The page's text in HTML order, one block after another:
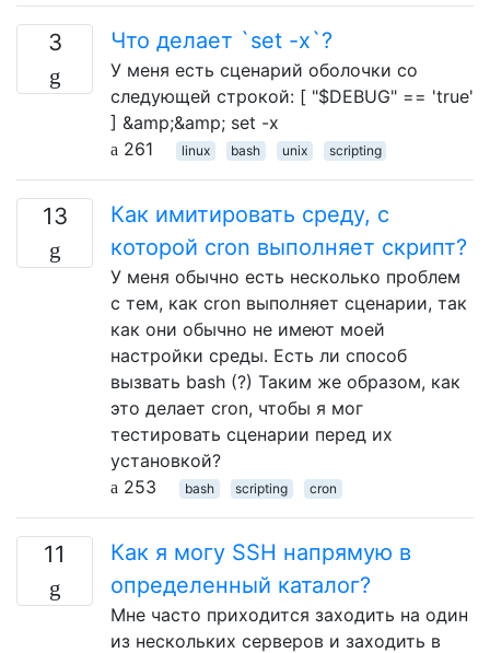
3 Что делает `set -x`?
У меня есть сценарий оболочки со
следующей строкой: [ "$DEBUG" == 'true'
] &amp;&amp; set -x
261
linux bash unix scripting
13
Как имитировать среду, с
которой cron выполняет скрипт?
У меня обычно есть несколько проблем
с тем, как cron выполняет сценарии, так
как они обычно не имеют моей
настройки среды. Есть ли способ
вызвать bash (?) Таким же образом, как
это делает cron, чтобы я мог
тестировать сценарии перед их
установкой?
253
bash scripting cron
11
Как я могу SSH напрямую в
определенный каталог?
Мне часто приходится заходить на один
из нескольких серверов и заходить в